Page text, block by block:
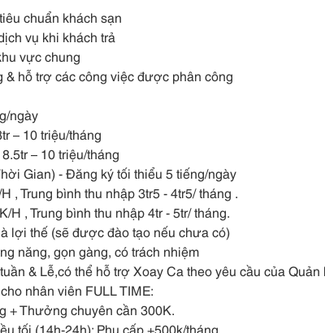
chuẩn khách sạn
vụ khi khách trả
vực chung
& hỗ trợ các công việc được phân công
ngày
– 10 triệu/tháng
– 10 triệu/tháng
Gian) - Đăng ký tối thiểu 5 tiếng/ngày
, Trung bình thu nhập 3tr5 - 4tr5/ tháng .
H , Trung bình thu nhập 4tr - 5tr/ tháng.
lợi thế (sẽ được đào tạo nếu chưa có)
năng, gọn gàng, có trách nhiệm
& Lễ,có thể hỗ trợ Xoay Ca theo yêu cầu của
nhân viên FULL TIME:
+ Thưởng chuyên cần 300K.
tối (14h-24h): Phụ cấp +500k/tháng.